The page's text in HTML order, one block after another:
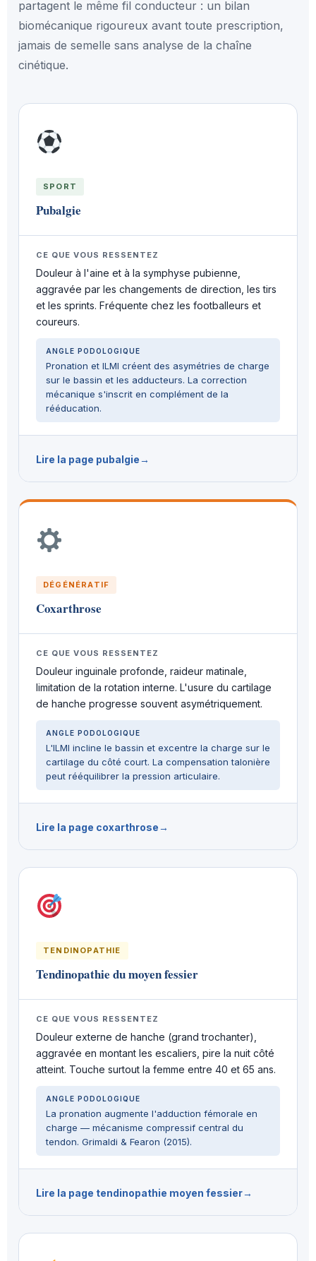
partagent le même fil conducteur : un bilan
biomécanique rigoureux avant toute prescription,
jamais de semelle sans analyse de la chaîne
cinétique.
SPORT
Pubalgie
CE QUE VOUS RESSENTEZ
Douleur à l'aine et à la symphyse pubienne,
aggravée par les changements de direction, les tirs
et les sprints. Fréquente chez les footballeurs et
coureurs.
ANGLE PODOLOGIQUE
Pronation et ILMI créent des asymétries de charge
sur le bassin et les adducteurs. La correction
mécanique s'inscrit en complément de la
rééducation.
Lire la page pubalgie
DÉGÉNÉRATIF
Coxarthrose
CE QUE VOUS RESSENTEZ
Douleur inguinale profonde, raideur matinale,
limitation de la rotation interne. L'usure du cartilage
de hanche progresse souvent asymétriquement.
ANGLE PODOLOGIQUE
L'ILMI incline le bassin et excentre la charge sur le
cartilage du côté court. La compensation talonière
peut rééquilibrer la pression articulaire.
Lire la page coxarthrose
TENDINOPATHIE
Tendinopathie du moyen fessier
CE QUE VOUS RESSENTEZ
Douleur externe de hanche (grand trochanter),
aggravée en montant les escaliers, pire la nuit côté
atteint. Touche surtout la femme entre 40 et 65 ans.
ANGLE PODOLOGIQUE
La pronation augmente l'adduction fémorale en
charge — mécanisme compressif central du
tendon. Grimaldi & Fearon (2015).
Lire la page tendinopathie moyen fessier